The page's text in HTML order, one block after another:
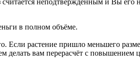
неподтверждённым и Вы его
в полном объёме.
Если растение пришло меньшего
делать вам перерасчёт с повышением